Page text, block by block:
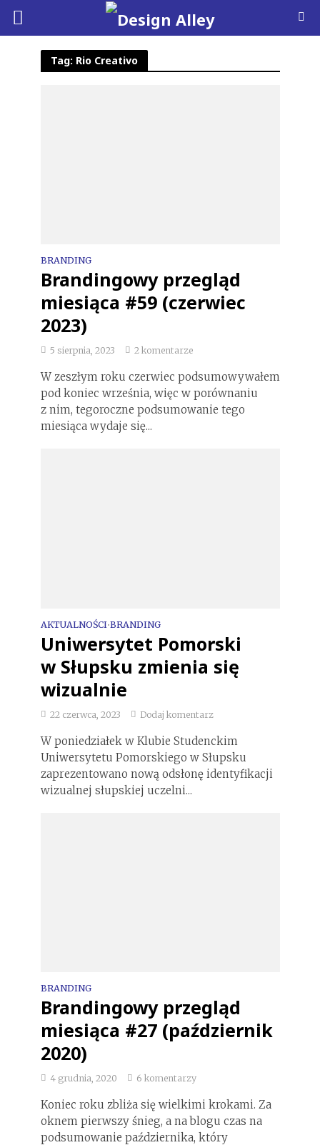
Tag: Rio Creativo
BRANDING
Brandingowy przegląd
miesiąca #59 (czerwiec
2023)
5 sierpnia, 2023 2 komentarze
W zeszłym roku czerwiec podsumowywałem
pod koniec września, więc w porównaniu
z nim, tegoroczne podsumowanie tego
miesiąca wydaje się...
AKTUALNOŚCI•BRANDING
Uniwersytet Pomorski
w Słupsku zmienia się
wizualnie
22 czerwca, 2023 Dodaj komentarz
W poniedziałek w Klubie Studenckim
Uniwersytetu Pomorskiego w Słupsku
zaprezentowano nową odsłonę identyfikacji
wizualnej słupskiej uczelni...
BRANDING
Brandingowy przegląd
miesiąca #27 (październik
2020)
4 grudnia, 2020 6 komentarzy
Koniec roku zbliża się wielkimi krokami. Za
oknem pierwszy śnieg, a na blogu czas na
podsumowanie października, który